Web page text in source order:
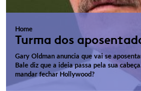
Home
Turma dos
Gary Oldman anuncia que vai se
Bale diz que a ideia passa pela sua
mandar fechar Hollywood?